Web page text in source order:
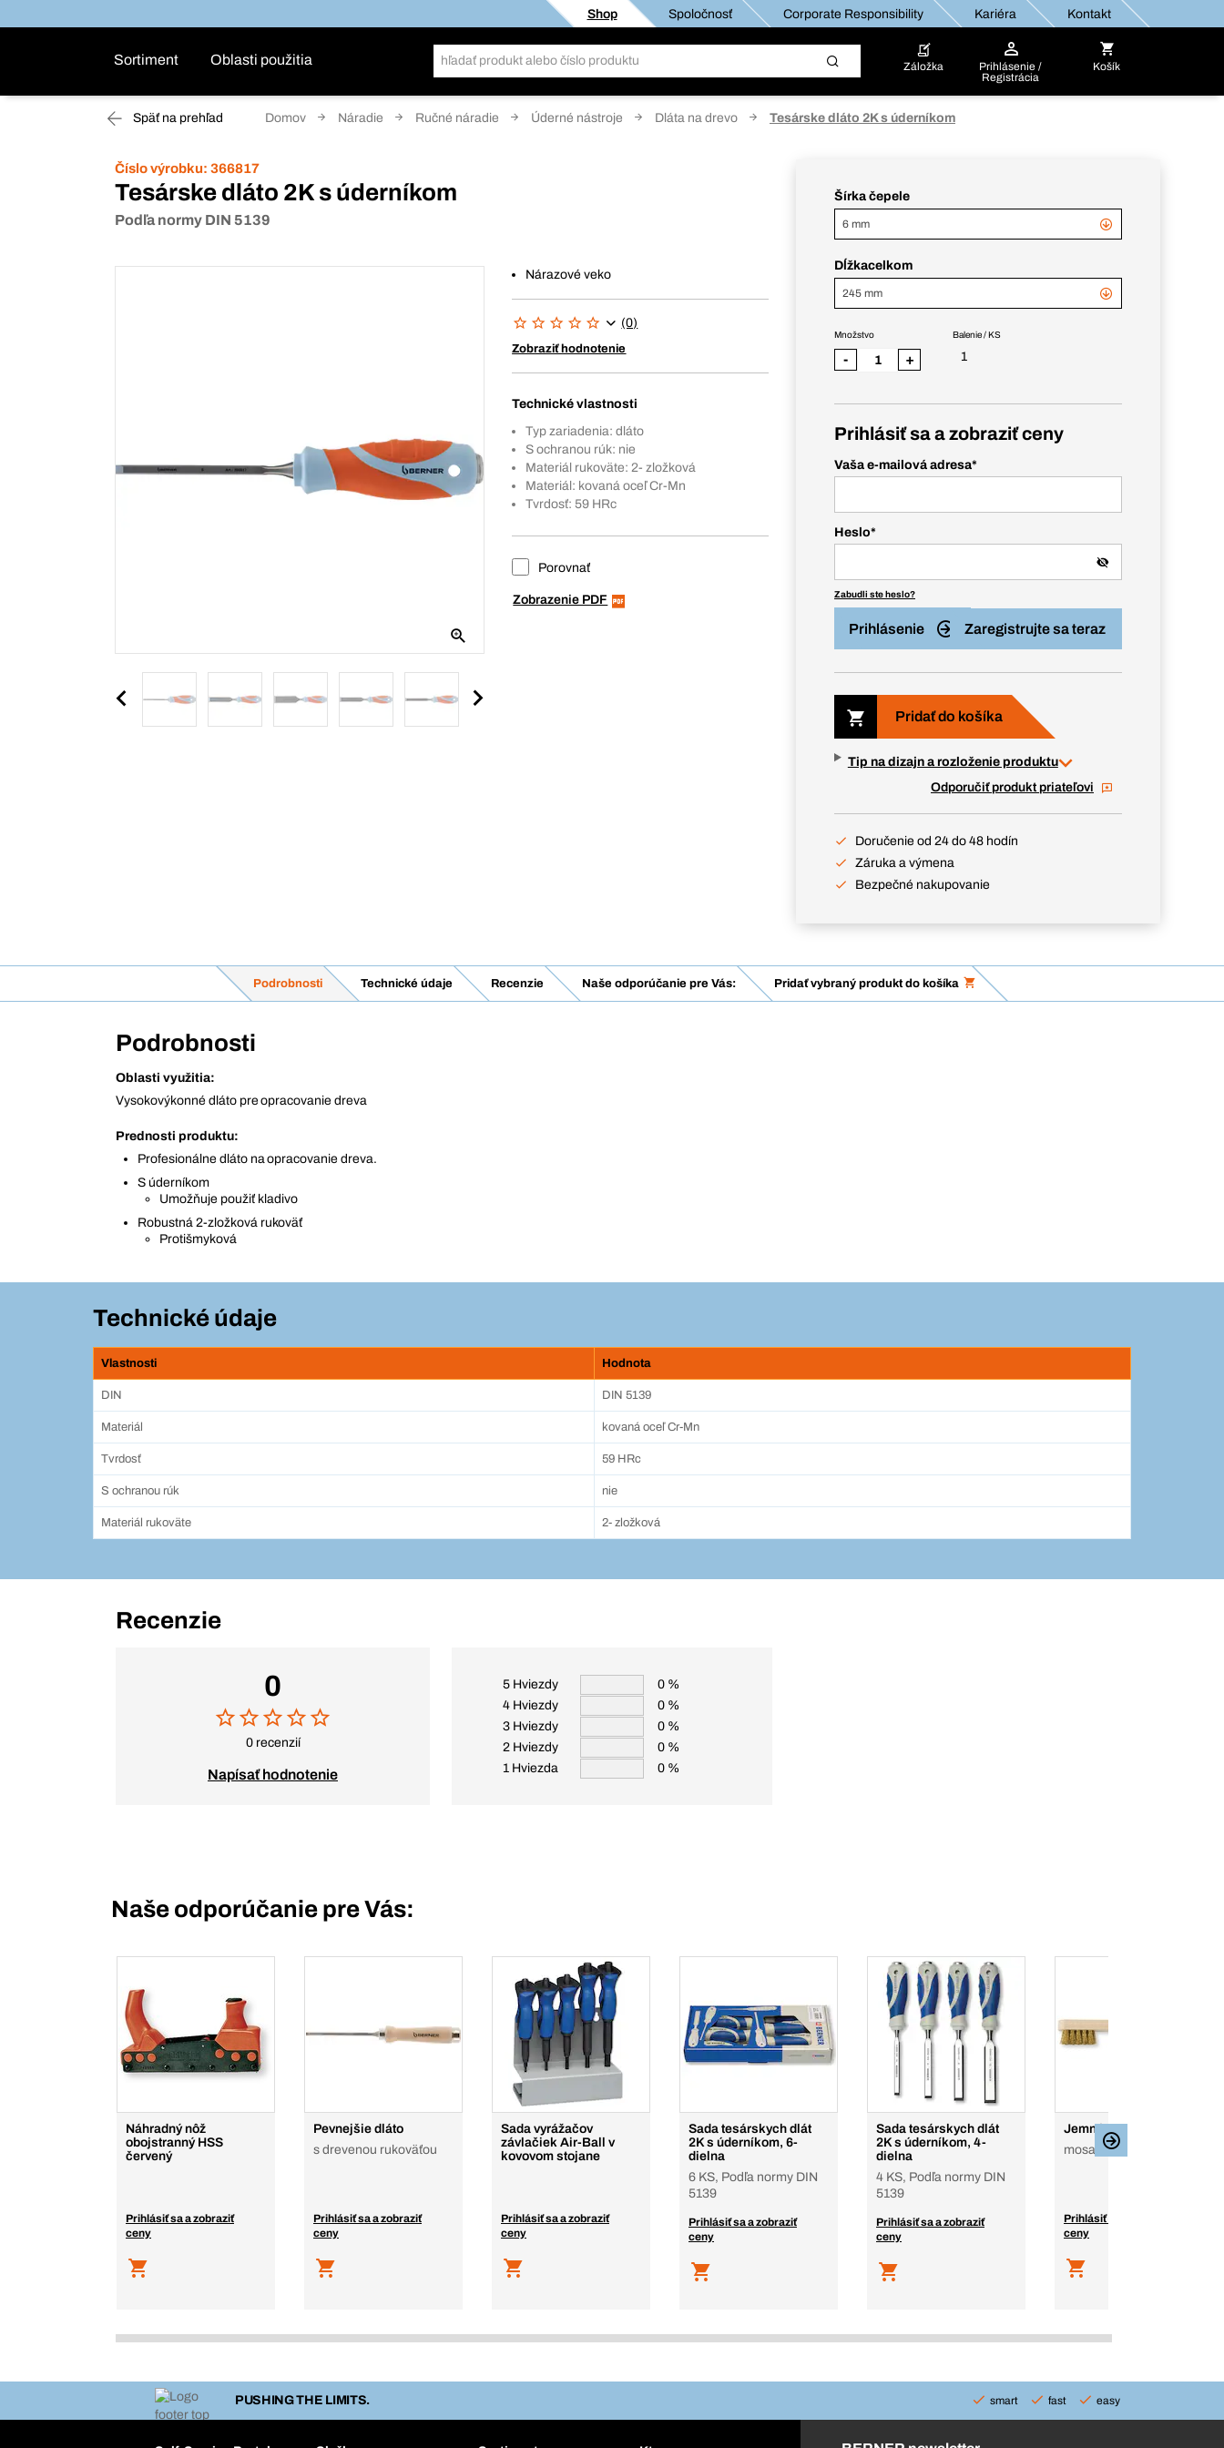
Shop Spoločnosť Corporate Responsibility Kariéra Kontakt
Sortiment Oblasti použitia Záložka
Prihlásenie /
Registrácia
Košík
Späť na prehľad Domov Náradie Ručné náradie Úderné nástroje Dláta na drevo Tesárske dláto 2K s úderníkom
Číslo výrobku: 366817
Tesárske dláto 2K s úderníkom
Podľa normy DIN 5139
Nárazové veko
(0)
Zobraziť hodnotenie
Technické vlastnosti
Typ zariadenia: dláto
S ochranou rúk: nie
Materiál rukoväte: 2- zložková
Materiál: kovaná oceľ Cr-Mn
Tvrdosť: 59 HRc
Porovnať
Zobrazenie PDF
Šírka čepele
6 mm
Dĺžkacelkom
245 mm
Balenie / KS
1
Množstvo
- +
Prihlásiť sa a zobraziť ceny
Vaša e-mailová adresa*
Heslo*
Zabudli ste heslo?
Prihlásenie Zaregistrujte sa teraz
Pridať do košíka
Tip na dizajn a rozloženie produktu
Odporučiť produkt priateľovi
Doručenie od 24 do 48 hodín
Záruka a výmena
Bezpečné nakupovanie
Podrobnosti Technické údaje Recenzie Naše odporúčanie pre Vás: Pridať vybraný produkt do košíka
Podrobnosti
Oblasti využitia:
Vysokovýkonné dláto pre opracovanie dreva
Prednosti produktu:
Profesionálne dláto na opracovanie dreva.
S úderníkom
Umožňuje použiť kladivo
Robustná 2-zložková rukoväť
Protišmyková
Technické údaje
Vlastnosti Hodnota
DIN DIN 5139
Materiál kovaná oceľ Cr-Mn
Tvrdosť 59 HRc
S ochranou rúk nie
Materiál rukoväte 2- zložková
Recenzie
0
0 recenzií
Napísať hodnotenie
5 Hviezdy
0 %
4 Hviezdy
0 %
3 Hviezdy
0 %
2 Hviezdy
0 %
1 Hviezda
0 %
Naše odporúčanie pre Vás:
Náhradný nôž
obojstranný HSS
červený
Prihlásiť sa a zobraziť
ceny
Pevnejšie dláto
s drevenou rukoväťou
Prihlásiť sa a zobraziť
ceny
Sada vyrážačov
závlačiek Air-Ball v
kovovom stojane
Prihlásiť sa a zobraziť
ceny
Sada tesárskych dlát
2K s úderníkom, 6-
dielna
6 KS, Podľa normy DIN
5139
Prihlásiť sa a zobraziť
ceny
Sada tesárskych dlát
2K s úderníkom, 4-
dielna
4 KS, Podľa normy DIN
5139
Prihlásiť sa a zobraziť
ceny
Jemná drôtená kefa
mosadz zvlnená
Prihlásiť sa a zobraziť
ceny
PUSHING THE LIMITS. smart fast easy